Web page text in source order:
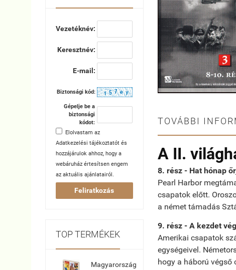
Vezetéknév:
Keresztnév:
E-mail:
Biztonsági kód:
Gépelje be a
biztonsági
kódot:
Elolvastam az
Adatkezelési tájékoztatót és
hozzájárulok ahhoz, hogy a
webáruház értesítsen engem
az aktuális ajánlatairól.
Feliratkozás
TOP TERMÉKEK
Magyarország
TOVÁBBI
A II.
8. rész - Hat hónap
Pearl Harbor
csapatok előtt.
a német támadás
9. rész - A kezdet
Amerikai csapatok
egységeivel.
hogy a háború